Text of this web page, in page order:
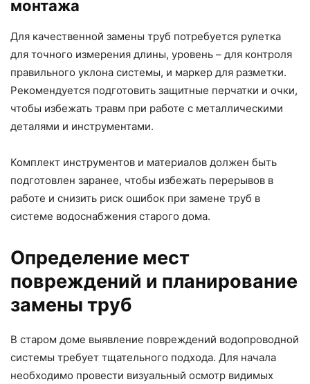
монтажа
Для качественной замены труб потребуется рулетка
для точного измерения длины, уровень – для контроля
правильного уклона системы, и маркер для разметки.
Рекомендуется подготовить защитные перчатки и очки,
чтобы избежать травм при работе с металлическими
деталями и инструментами.
Комплект инструментов и материалов должен быть
подготовлен заранее, чтобы избежать перерывов в
работе и снизить риск ошибок при замене труб в
системе водоснабжения старого дома.
Определение мест
повреждений и планирование
замены труб
В старом доме выявление повреждений водопроводной
системы требует тщательного подхода. Для начала
необходимо провести визуальный осмотр видимых